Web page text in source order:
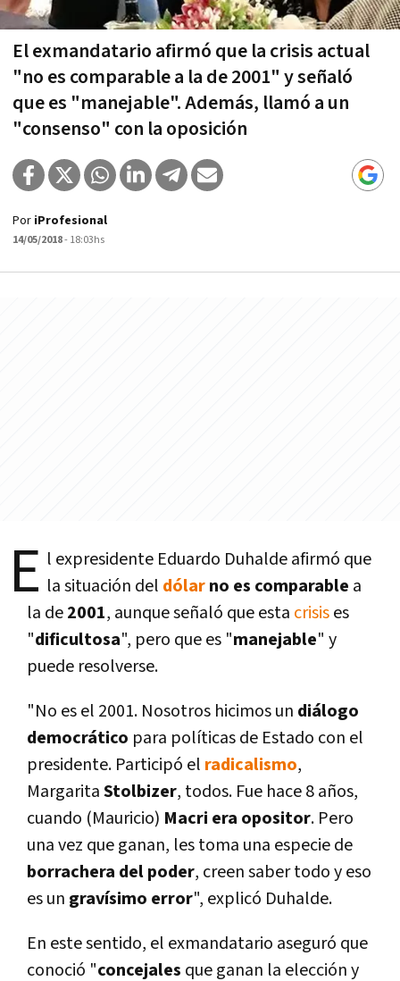
El exmandatario afirmó que la crisis actual
"no es comparable a la de 2001" y señaló
que es "manejable". Además, llamó a un
"consenso" con la oposición
Por iProfesional
14/05/2018- 18:03hs
E l expresidente Eduardo Duhalde afirmó que
la situación del dólarno es comparable a
la de2001, aunque señaló que esta crisises
"dificultosa", pero que es "manejable" y
puede resolverse.
"No es el 2001. Nosotros hicimos un diálogo
democrático para polí­ticas de Estado con el
presidente. Participó el radicalismo,
MargaritaStolbizer, todos. Fue hace 8 años,
cuando (Mauricio) Macri era opositor. Pero
una vez que ganan, les toma una especie de
borrachera del poder, creen saber todo y eso
es un graví­simo error", explicó Duhalde.
En este sentido, el exmandatario aseguró que
conoció "concejales que ganan la elección y